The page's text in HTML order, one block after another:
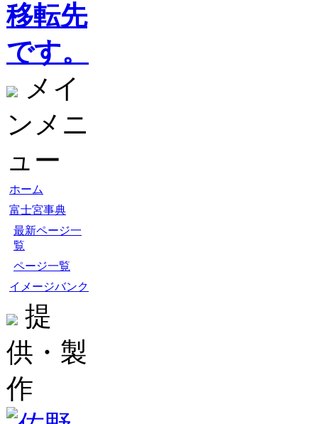
移転先
です。
メイ
ンメニ
ュー
ホーム
富士宮事典
最新ページ一
覧
ページ一覧
イメージバンク
提
供・製
作